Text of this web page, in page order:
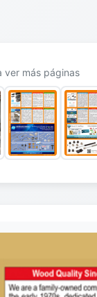
ver más páginas